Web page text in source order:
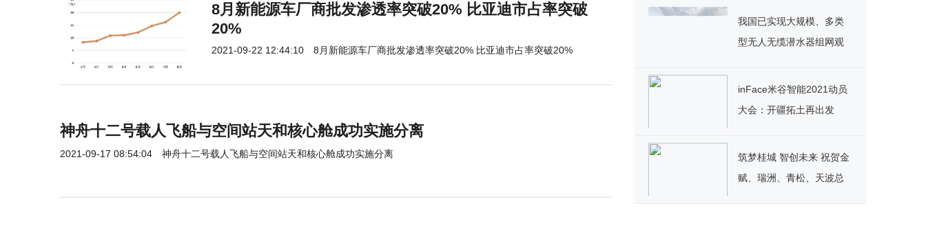
8月新能源车厂商批发渗透率突破20% 比亚迪市占率突破
20%
2021-09-22 12:44:10 8月新能源车厂商批发渗透率突破20% 比亚迪市占率突破20%
神舟十二号载人飞船与空间站天和核心舱成功实施分离
2021-09-17 08:54:04 神舟十二号载人飞船与空间站天和核心舱成功实施分离
我国已实现大规模、多类
型无人无缆潜水器组网观
inFace米谷智能2021动员
大会：开疆拓土再出发
筑梦桂城 智创未来 祝贺金
赋、瑞洲、青松、天波总